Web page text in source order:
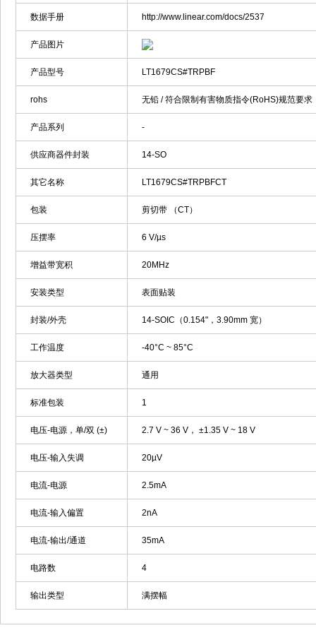
数据手册 http://www.linear.com/docs/2537
产品图片
产品型号 LT1679CS#TRPBF
rohs 无铅 / 符合限制有害物质指令(RoHS)规范要求
产品系列 -
供应商器件封装 14-SO
其它名称 LT1679CS#TRPBFCT
包装 剪切带 （CT）
压摆率 6 V/µs
增益带宽积 20MHz
安装类型 表面贴装
封装/外壳 14-SOIC（0.154"，3.90mm 宽）
工作温度 -40°C ~ 85°C
放大器类型 通用
标准包装 1
电压-电源，单/双 (±) 2.7 V ~ 36 V， ±1.35 V ~ 18 V
电压-输入失调 20µV
电流-电源 2.5mA
电流-输入偏置 2nA
电流-输出/通道 35mA
电路数 4
输出类型 满摆幅